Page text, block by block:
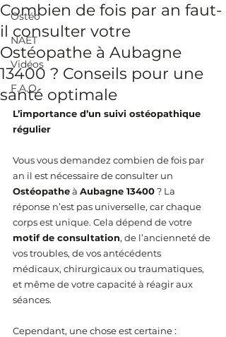
Ostéo
NAET
Vidéos
F.A.Q.
Combien de fois par an faut-
il consulter votre
Ostéopathe à Aubagne
13400 ? Conseils pour une
santé optimale
L’importance d’un suivi ostéopathique
régulier
Vous vous demandez combien de fois par
an il est nécessaire de consulter un
Ostéopathe à Aubagne 13400 ? La
réponse n’est pas universelle, car chaque
corps est unique. Cela dépend de votre
motif de consultation, de l’ancienneté de
vos troubles, de vos antécédents
médicaux, chirurgicaux ou traumatiques,
et même de votre capacité à réagir aux
séances.
Cependant, une chose est certaine :